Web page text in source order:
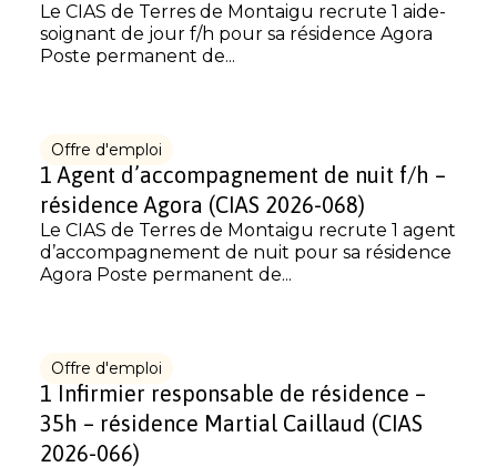
Le CIAS de Terres de Montaigu recrute 1 aide-
soignant de jour f/h pour sa résidence Agora
Poste permanent de...
Offre d'emploi
1 Agent d’accompagnement de nuit f/h –
résidence Agora (CIAS 2026-068)
Le CIAS de Terres de Montaigu recrute 1 agent
d’accompagnement de nuit pour sa résidence
Agora Poste permanent de...
Offre d'emploi
1 Infirmier responsable de résidence –
35h – résidence Martial Caillaud (CIAS
2026-066)